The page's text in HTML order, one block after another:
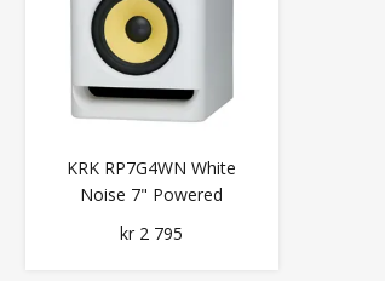
KRK RP7G4WN White
Noise 7" Powered
Monitor w/ DSP
kr 2 795